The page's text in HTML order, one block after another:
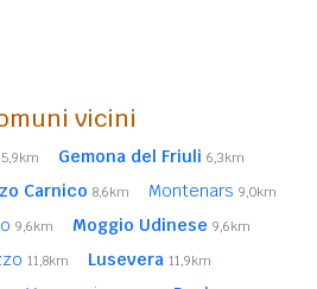
vicini
5,9km Gemona del Friuli 6,3km
Carnico 8,6km Montenars 9,0km
9,6km Moggio Udinese 9,6km
11,8km Lusevera 11,9km